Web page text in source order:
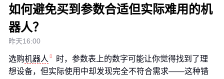
如何避免买到参数合适但实际难用的机
器人？
昨天16:00
选购机器人
时，参数表上的数字可能让你觉得找到了理
想设备，但实际使用中却发现完全不符合需求——这种错